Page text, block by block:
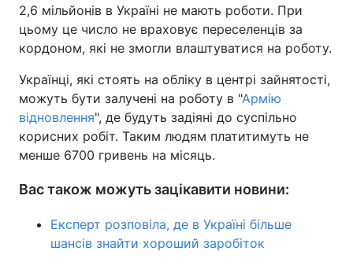
2,6 мільйонів в Україні не мають роботи. При
цьому це число не враховує переселенців за
кордоном, які не змогли влаштуватися на роботу.
Українці, які стоять на обліку в центрі зайнятості,
можуть бути залучені на роботу в "Армію
відновлення", де будуть задіяні до суспільно
корисних робіт. Таким людям платитимуть не
менше 6700 гривень на місяць.
Вас також можуть зацікавити новини:
Експерт розповіла, де в Україні більше
шансів знайти хороший заробіток